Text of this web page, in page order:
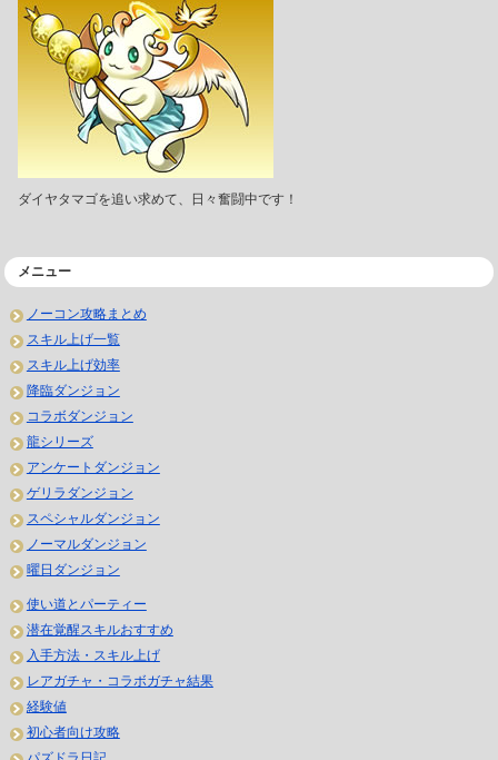
ダイヤタマゴを追い求めて、日々奮闘中です！
メニュー
ノーコン攻略まとめ
スキル上げ一覧
スキル上げ効率
降臨ダンジョン
コラボダンジョン
龍シリーズ
アンケートダンジョン
ゲリラダンジョン
スペシャルダンジョン
ノーマルダンジョン
曜日ダンジョン
使い道とパーティー
潜在覚醒スキルおすすめ
入手方法・スキル上げ
レアガチャ・コラボガチャ結果
経験値
初心者向け攻略